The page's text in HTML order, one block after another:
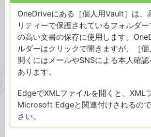
OneDriveにある［個人用Vault］は、
リティーで保護されているフォルダ
の高い文書の保存に使用します。
ルダーはクリックで開きますが、［
開くにはメールやSNSによる本人確
あります。
EdgeでXMLファイルを開くと、XML
Microsoft Edgeと関連付けされるの
さい。